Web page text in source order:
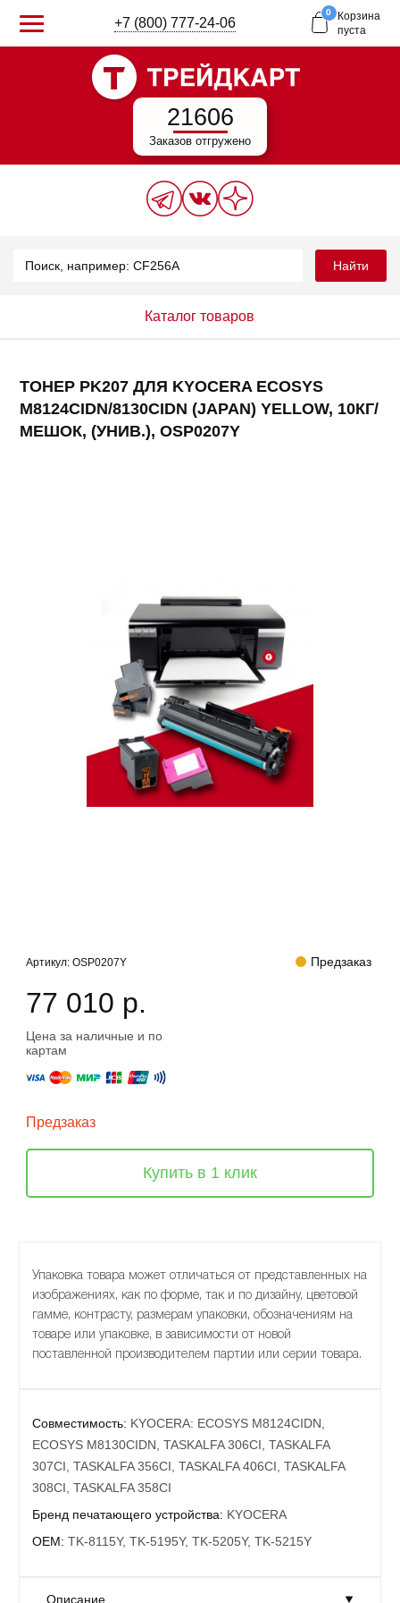
+7 (800) 777-24-06
0
Корзина
пуста
21606
Заказов отгружено
Найти
Каталог товаров
ТОНЕР PK207 ДЛЯ KYOCERA ECOSYS
M8124CIDN/8130CIDN (JAPAN) YELLOW, 10КГ/
МЕШОК, (УНИВ.), OSP0207Y
Артикул:OSP0207Y Предзаказ
77 010 р.
Цена за наличные и по
картам
Предзаказ
Купить в 1 клик
Упаковка товара может отличаться от представленных на
изображениях, как по форме, так и по дизайну, цветовой
гамме, контрасту, размерам упаковки, обозначениям на
товаре или упаковке, в зависимости от новой
поставленной производителем партии или серии товара.
Совместимость: KYOCERA: ECOSYS M8124CIDN,
ECOSYS M8130CIDN, TASKALFA 306CI, TASKALFA
307CI, TASKALFA 356CI, TASKALFA 406CI, TASKALFA
308CI, TASKALFA 358CI
Бренд печатающего устройства: KYOCERA
OEM: TK-8115Y, TK-5195Y, TK-5205Y, TK-5215Y
Описание